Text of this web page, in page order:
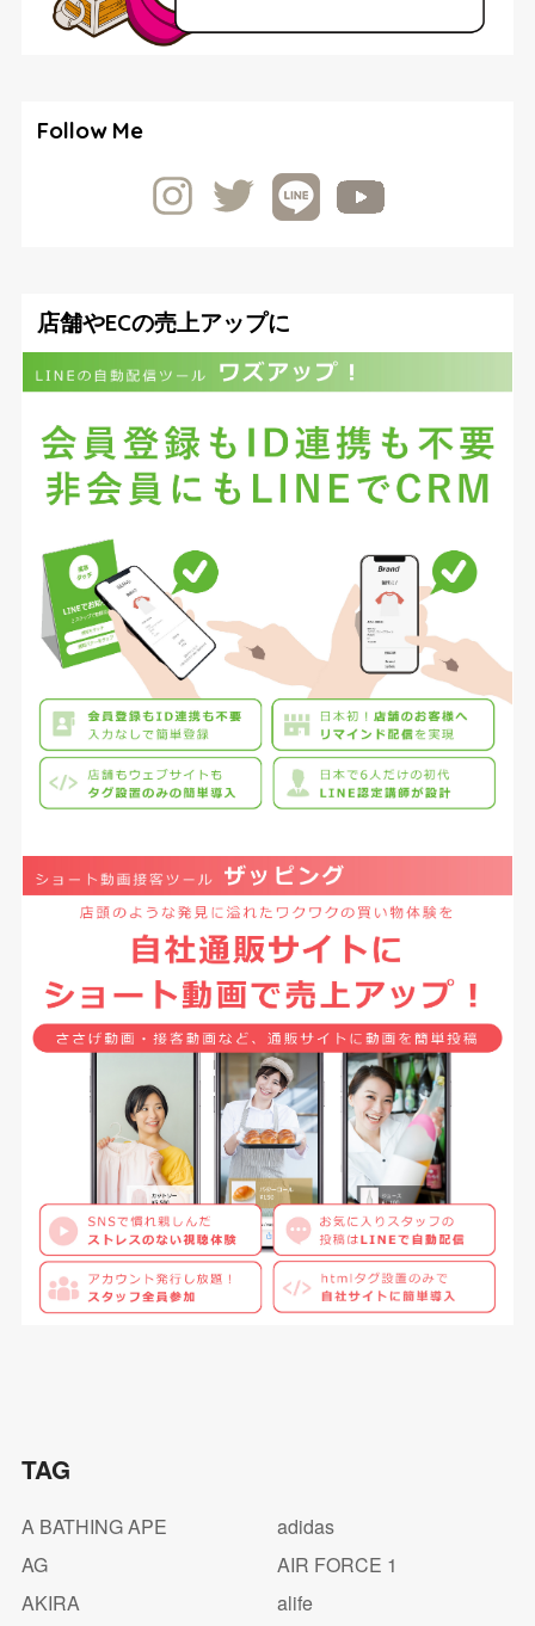
Follow Me
店舗やECの売上アップに
TAG
A BATHING APE
adidas
AG
AIR FORCE 1
AKIRA
alife